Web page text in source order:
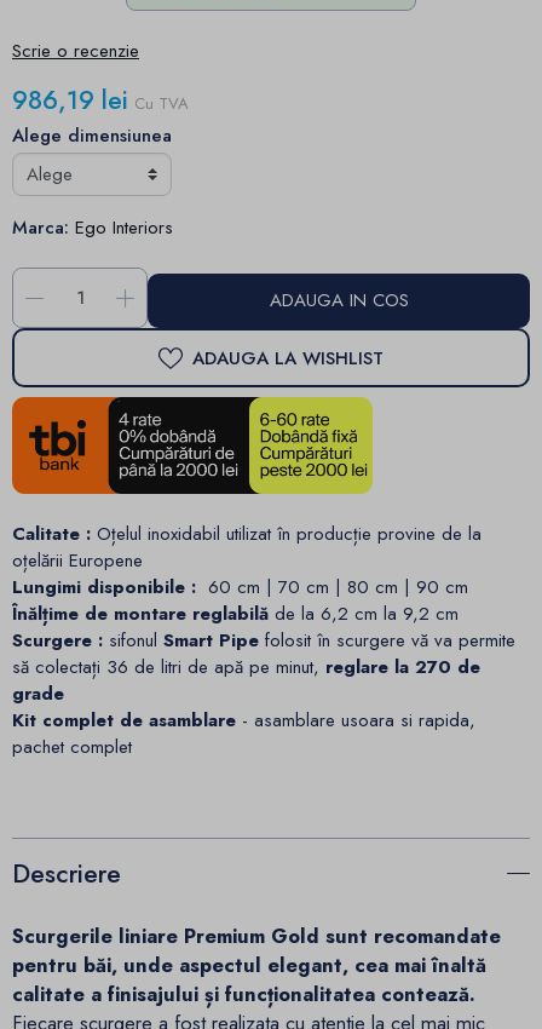
Scrie o recenzie
986,19 lei Cu TVA
Alege dimensiunea
Marca: Ego Interiors
- + ADAUGA IN COS
ADAUGA LA WISHLIST
Calitate : Oțelul inoxidabil utilizat în producție provine de la
oțelării Europene
Lungimi disponibile : 60 cm | 70 cm | 80 cm | 90 cm
Înălțime de montare reglabilă de la 6,2 cm la 9,2 cm
Scurgere : sifonul Smart Pipe folosit în scurgere vă va permite
să colectați 36 de litri de apă pe minut, reglare la 270 de
grade
Kit complet de asamblare - asamblare usoara si rapida,
pachet complet
Descriere
Scurgerile liniare Premium Gold sunt recomandate
pentru băi, unde aspectul elegant, cea mai înaltă
calitate a finisajului și funcționalitatea contează.
Fiecare scurgere a fost realizata cu atentie la cel mai mic